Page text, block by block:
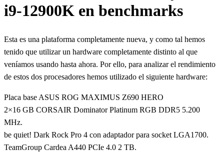
i9-12900K en benchmarks
Esta es una plataforma completamente nueva, y como tal hemos
tenido que utilizar un hardware completamente distinto al que
veníamos usando hasta ahora. Por ello, para analizar el rendimiento
de estos dos procesadores hemos utilizado el siguiente hardware:
Placa base ASUS ROG MAXIMUS Z690 HERO
2×16 GB CORSAIR Dominator Platinum RGB DDR5 5.200
MHz.
be quiet! Dark Rock Pro 4 con adaptador para socket LGA1700.
TeamGroup Cardea A440 PCIe 4.0 2 TB.